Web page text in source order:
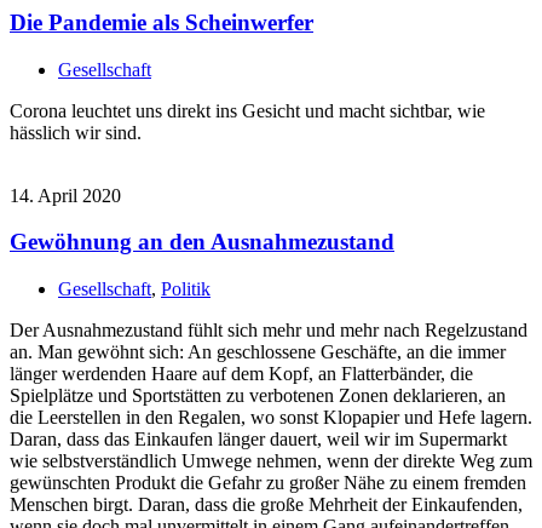
Die Pandemie als Scheinwerfer
Gesellschaft
Corona leuchtet uns direkt ins Gesicht und macht sichtbar, wie
hässlich wir sind.
14. April 2020
Gewöhnung an den Ausnahmezustand
Gesellschaft, Politik
Der Ausnahmezustand fühlt sich mehr und mehr nach Regelzustand
an. Man gewöhnt sich: An geschlossene Geschäfte, an die immer
länger werdenden Haare auf dem Kopf, an Flatterbänder, die
Spielplätze und Sportstätten zu verbotenen Zonen deklarieren, an
die Leerstellen in den Regalen, wo sonst Klopapier und Hefe lagern.
Daran, dass das Einkaufen länger dauert, weil wir im Supermarkt
wie selbstverständlich Umwege nehmen, wenn der direkte Weg zum
gewünschten Produkt die Gefahr zu großer Nähe zu einem fremden
Menschen birgt. Daran, dass die große Mehrheit der Einkaufenden,